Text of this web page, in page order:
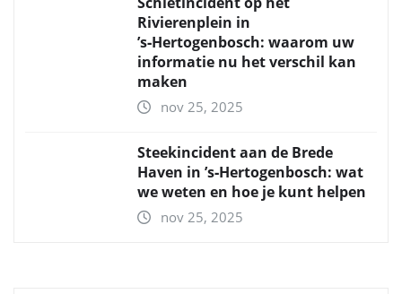
Rivierenplein in
’s‑Hertogenbosch: waarom uw
informatie nu het verschil kan
maken
nov 25, 2025
Steekincident aan de Brede
Haven in ’s‑Hertogenbosch: wat
we weten en hoe je kunt helpen
nov 25, 2025